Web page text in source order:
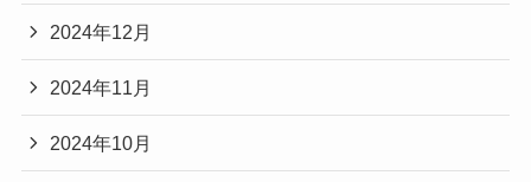
2024年12月
2024年11月
2024年10月